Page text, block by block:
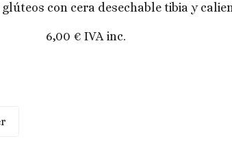
con cera desechable tibia y
6,00 € IVA inc.